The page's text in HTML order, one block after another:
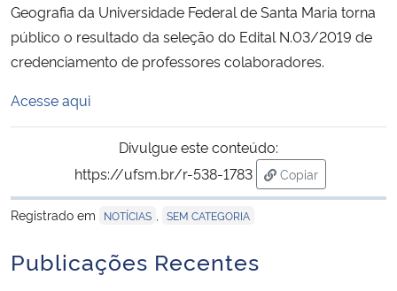
Ministério do Meio Ambiente
Ministério do Turismo
Ministério do Desenvolvimento Regional
Controladoria-Geral da União
Ministério da Mulher, da Família e dos Direitos Humanos
Geografia da Universidade Federal de Santa Maria torna
público o resultado da seleção do Edital N.03/2019 de
credenciamento de professores colaboradores.
Acesse aqui
Divulgue este conteúdo:
https://ufsm.br/r-538-1783
Copiar
para área de
Registrado em
NOTÍCIAS SEM CATEGORIA
Publicações Recentes